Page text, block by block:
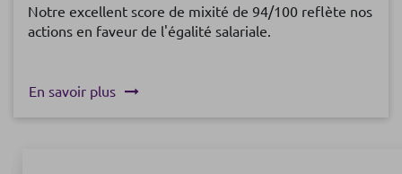
Notre excellent score de mixité de 94/100 reflète nos
actions en faveur de l'égalité salariale.
En savoir plus